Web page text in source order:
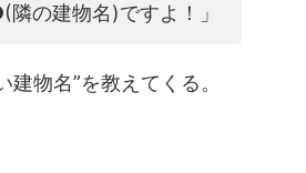
の建物名)ですよ！」
物名”を教えてくる。